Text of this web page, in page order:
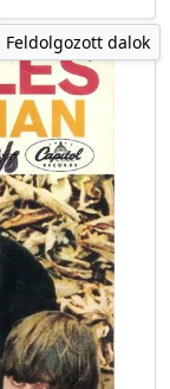
Feldolgozott dalok